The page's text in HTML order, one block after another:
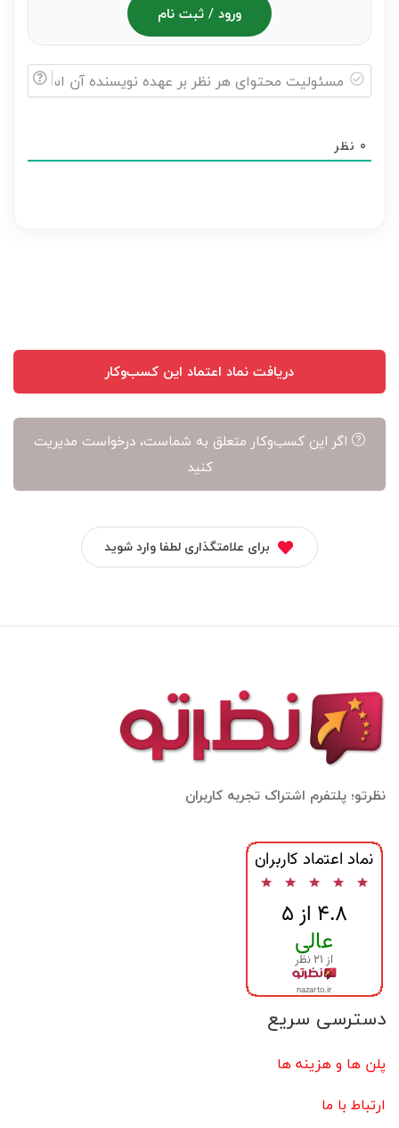
ورود / ثبت نام
هر
0 نظر
دریافت نماد اعتماد این کسب‌وکار
اگر این کسب‌وکار متعلق به شماست، درخواست مدیریت
کنید
برای علامتگذاری لطفا وارد شوید
نظرتو؛ پلتفرم اشتراک تجربه کاربران
دسترسی سریع
پلن ها و هزینه ها
ارتباط با ما